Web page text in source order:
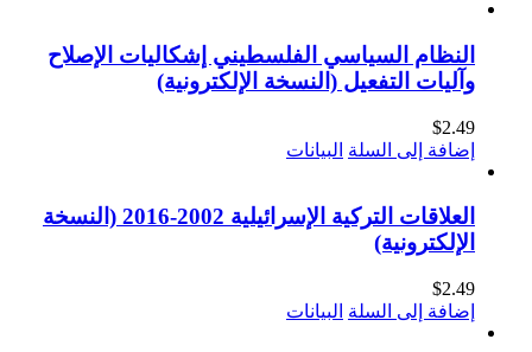
النظام السياسي الفلسطيني إشكاليات الإصلاح
وآليات التفعيل (النسخة الإلكترونية)
$2.49
إضافة إلى السلة البيانات
العلاقات التركية الإسرائيلية 2002-2016 (النسخة
الإلكترونية)
$2.49
إضافة إلى السلة البيانات